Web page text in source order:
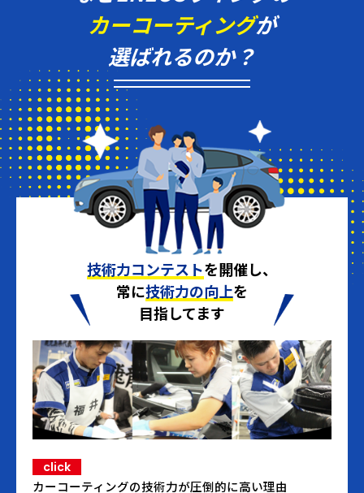
カーコーティングが
選ばれるのか？
技術力コンテストを開催し、
常に技術力の向上を
目指してます
click
カーコーティングの技術力が圧倒的に高い理由